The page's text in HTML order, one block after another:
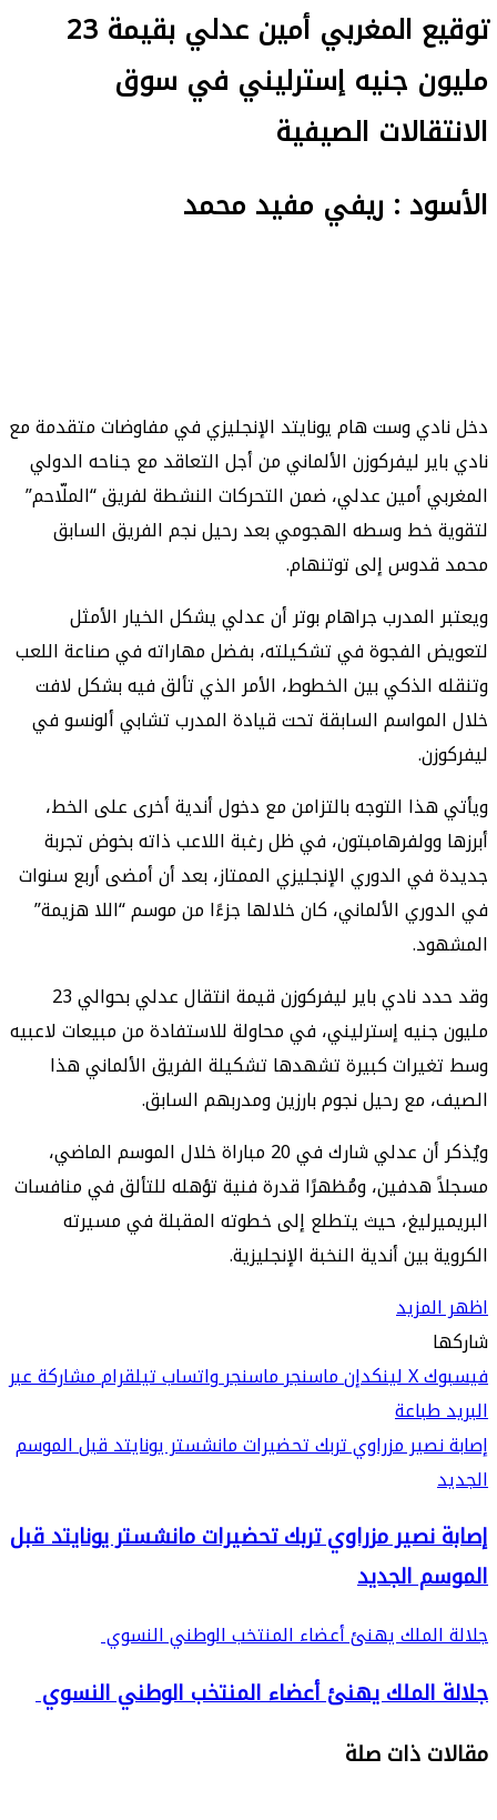
توقيع المغربي أمين عدلي بقيمة 23
مليون جنيه إسترليني في سوق
الانتقالات الصيفية
الأسود : ريفي مفيد محمد
دخل نادي وست هام يونايتد الإنجليزي في مفاوضات متقدمة مع
نادي باير ليفركوزن الألماني من أجل التعاقد مع جناحه الدولي
المغربي أمين عدلي، ضمن التحركات النشطة لفريق “الملّاحم”
لتقوية خط وسطه الهجومي بعد رحيل نجم الفريق السابق
محمد قدوس إلى توتنهام.
ويعتبر المدرب جراهام بوتر أن عدلي يشكل الخيار الأمثل
لتعويض الفجوة في تشكيلته، بفضل مهاراته في صناعة اللعب
وتنقله الذكي بين الخطوط، الأمر الذي تألق فيه بشكل لافت
خلال المواسم السابقة تحت قيادة المدرب تشابي ألونسو في
ليفركوزن.
ويأتي هذا التوجه بالتزامن مع دخول أندية أخرى على الخط،
أبرزها وولفرهامبتون، في ظل رغبة اللاعب ذاته بخوض تجربة
جديدة في الدوري الإنجليزي الممتاز، بعد أن أمضى أربع سنوات
في الدوري الألماني، كان خلالها جزءًا من موسم “اللا هزيمة”
المشهود.
وقد حدد نادي باير ليفركوزن قيمة انتقال عدلي بحوالي 23
مليون جنيه إسترليني، في محاولة للاستفادة من مبيعات لاعبيه
وسط تغيرات كبيرة تشهدها تشكيلة الفريق الألماني هذا
الصيف، مع رحيل نجوم بارزين ومدربهم السابق.
ويُذكر أن عدلي شارك في 20 مباراة خلال الموسم الماضي،
مسجلاً هدفين، ومُظهرًا قدرة فنية تؤهله للتألق في منافسات
البريميرليغ، حيث يتطلع إلى خطوته المقبلة في مسيرته
الكروية بين أندية النخبة الإنجليزية.
اظهر المزيد
شاركها
فيسبوك‫Xلينكدإنماسنجرماسنجرواتسابتيلقراممشاركة عبر
البريدطباعة
إصابة نصير مزراوي تربك تحضيرات مانشستر يونايتد قبل الموسم
الجديد
إصابة نصير مزراوي تربك تحضيرات مانشستر يونايتد قبل
الموسم الجديد
جلالة الملك يهنئ أعضاء المنتخب الوطني النسوي
جلالة الملك يهنئ أعضاء المنتخب الوطني النسوي
مقالات ذات صلة